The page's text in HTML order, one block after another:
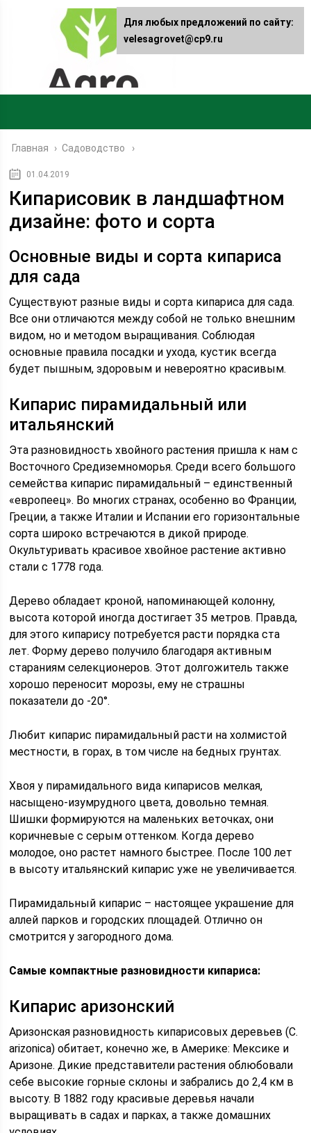
Главная › Садоводство
01.04.2019
Кипарисовик в ландшафтном
дизайне: фото и сорта
Основные виды и сорта кипариса
для сада
Существуют разные виды и сорта кипариса для сада.
Все они отличаются между собой не только внешним
видом, но и методом выращивания. Соблюдая
основные правила посадки и ухода, кустик всегда
будет пышным, здоровым и невероятно красивым.
Кипарис пирамидальный или
итальянский
Эта разновидность хвойного растения пришла к нам с
Восточного Средиземноморья. Среди всего большого
семейства кипарис пирамидальный – единственный
«европеец». Во многих странах, особенно во Франции,
Греции, а также Италии и Испании его горизонтальные
сорта широко встречаются в дикой природе.
Окультуривать красивое хвойное растение активно
стали с 1778 года.
Дерево обладает кроной, напоминающей колонну,
высота которой иногда достигает 35 метров. Правда,
для этого кипарису потребуется расти порядка ста
лет. Форму дерево получило благодаря активным
стараниям селекционеров. Этот долгожитель также
хорошо переносит морозы, ему не страшны
показатели до -20°.
Любит кипарис пирамидальный расти на холмистой
местности, в горах, в том числе на бедных грунтах.
Хвоя у пирамидального вида кипарисов мелкая,
насыщено-изумрудного цвета, довольно темная.
Шишки формируются на маленьких веточках, они
коричневые с серым оттенком. Когда дерево
молодое, оно растет намного быстрее. После 100 лет
в высоту итальянский кипарис уже не увеличивается.
Пирамидальный кипарис – настоящее украшение для
аллей парков и городских площадей. Отлично он
смотрится у загородного дома.
Самые компактные разновидности кипариса:
Кипарис аризонский
Аризонская разновидность кипарисовых деревьев (C.
arizonica) обитает, конечно же, в Америке: Мексике и
Аризоне. Дикие представители растения облюбовали
себе высокие горные склоны и забрались до 2,4 км в
высоту. В 1882 году красивые деревья начали
выращивать в садах и парках, а также домашних
Для любых предложений по сайту:
velesagrovet@cp9.ru